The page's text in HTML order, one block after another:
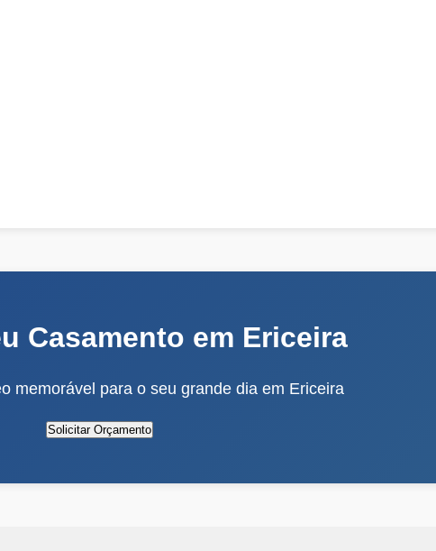
Casamento em Ericeira
memorável para o seu grande dia em Ericeira
Solicitar Orçamento